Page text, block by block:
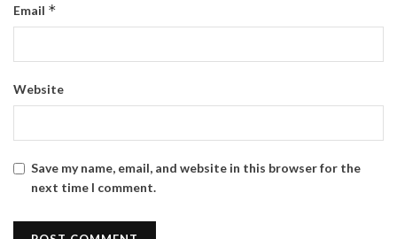
Email *
Website
Save my name, email, and website in this browser for the
next time I comment.